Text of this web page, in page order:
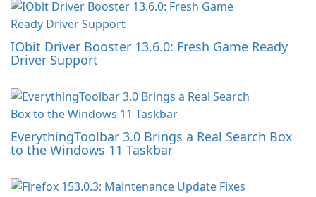
IObit Driver Booster 13.6.0: Fresh Game Ready
Driver Support
EverythingToolbar 3.0 Brings a Real Search Box
to the Windows 11 Taskbar